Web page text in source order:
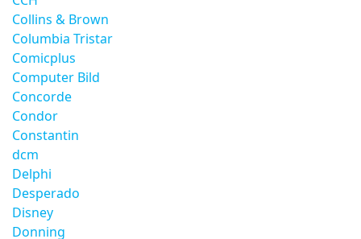
Collins & Brown
Columbia Tristar
Comicplus
Computer Bild
Concorde
Condor
Constantin
dcm
Delphi
Desperado
Disney
Donning